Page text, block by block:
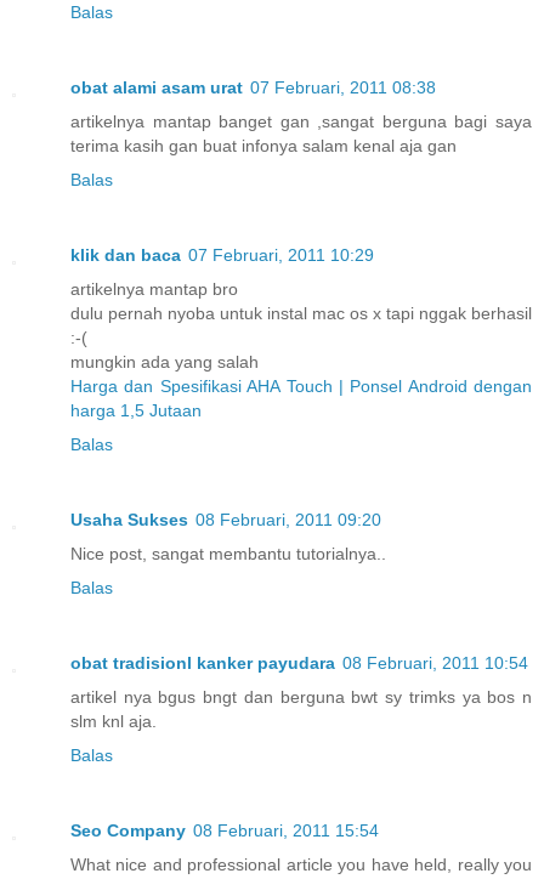
Balas
obat alami asam urat 07 Februari, 2011 08:38
artikelnya mantap banget gan ,sangat berguna bagi saya
terima kasih gan buat infonya salam kenal aja gan
Balas
klik dan baca 07 Februari, 2011 10:29
artikelnya mantap bro
dulu pernah nyoba untuk instal mac os x tapi nggak berhasil
:-(
mungkin ada yang salah
Harga dan Spesifikasi AHA Touch | Ponsel Android dengan
harga 1,5 Jutaan
Balas
Usaha Sukses 08 Februari, 2011 09:20
Nice post, sangat membantu tutorialnya..
Balas
obat tradisionl kanker payudara 08 Februari, 2011 10:54
artikel nya bgus bngt dan berguna bwt sy trimks ya bos n
slm knl aja.
Balas
Seo Company 08 Februari, 2011 15:54
What nice and professional article you have held, really you